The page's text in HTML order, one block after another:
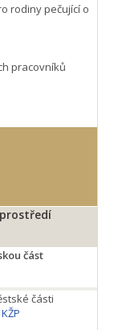
rodiny pečující o
pracovníků
část
části
KŽP